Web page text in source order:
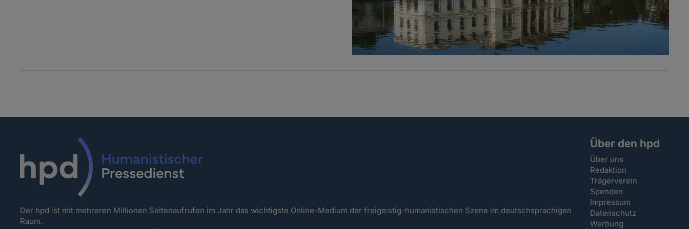
Der hpd ist mit mehreren Millionen Seitenaufrufen im Jahr das wichtigste Online-Medium der freigeistig-humanistischen Szene im deutschsprachigen
Raum.
Über den hpd
Über uns
Redaktion
Trägerverein
Spenden
Impressum
Datenschutz
Werbung